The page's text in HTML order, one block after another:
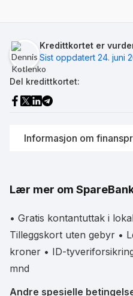
Kredittkortet er
Sist oppdatert 24. juni
Del kredittkortet:
Informasjon om
Derfor samarbeider
data fra bankene. På
Lær mer om
• Gratis kontantuttak i
Tilleggskort uten gebyr •
kroner • ID-
mnd
Andre spesielle